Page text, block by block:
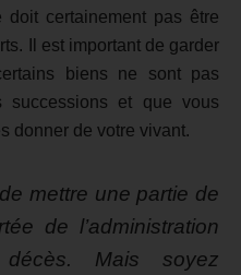
doit certainement pas être
Il est important de garder
biens ne sont pas
successions et que vous
donner de votre vivant.
mettre une partie de
de l’administration
Mais soyez